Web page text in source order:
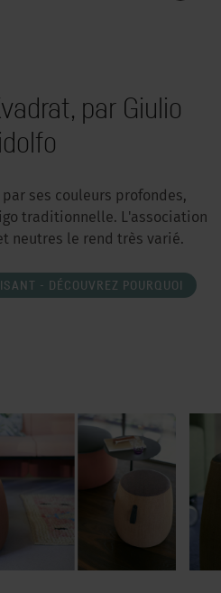
par Giulio
ses couleurs profondes,
traditionnelle. L'association
neutres le rend très varié.
- DÉCOUVREZ POURQUOI